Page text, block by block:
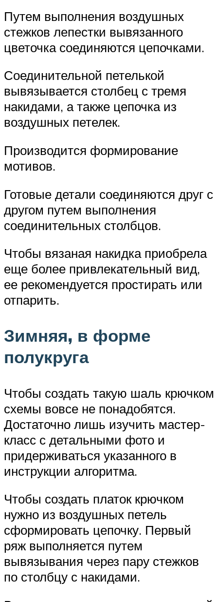
Путем выполнения воздушных
стежков лепестки вывязанного
цветочка соединяются цепочками.
Соединительной петелькой
вывязывается столбец с тремя
накидами, а также цепочка из
воздушных петелек.
Производится формирование
мотивов.
Готовые детали соединяются друг с
другом путем выполнения
соединительных столбцов.
Чтобы вязаная накидка приобрела
еще более привлекательный вид,
ее рекомендуется простирать или
отпарить.
Зимняя, в форме
полукруга
Чтобы создать такую шаль крючком
схемы вовсе не понадобятся.
Достаточно лишь изучить мастер-
класс с детальными фото и
придерживаться указанного в
инструкции алгоритма.
Чтобы создать платок крючком
нужно из воздушных петель
сформировать цепочку. Первый
ряж выполняется путем
вывязывания через пару стежков
по столбцу с накидами.